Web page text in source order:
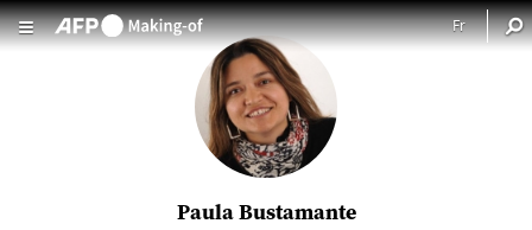
Paula Bustamante